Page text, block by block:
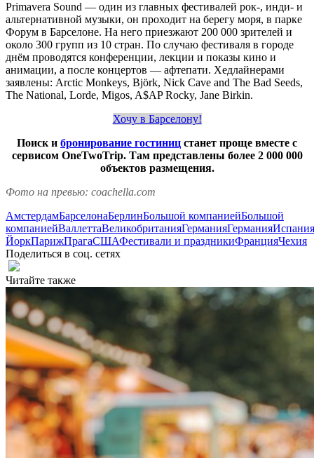
Primavera Sound — один из главных фестивалей рок-, инди- и
альтернативной музыки, он проходит на берегу моря, в парке
Форум в Барселоне. На него приезжают 200 000 зрителей и
около 300 групп из 10 стран. По случаю фестиваля в городе
днём проводятся конференции, лекции и показы кино и
анимации, а после концертов — афтепати. Хедлайнерами
заявлены: Arctic Monkeys, Björk, Nick Cave and The Bad Seeds,
The National, Lorde, Migos, A$AP Rocky, Jane Birkin.
Хочу в Барселону!
Поиск и бронирование гостиниц станет проще вместе с
сервисом OneTwoTrip. Там представлены более 2 000 000
объектов размещения.
Фото на превью: coachella.com
АмстердамБарселонаБерлинБольшой компаниейБольшой
компаниейВаллеттаВеликобританияГерманияГерманияИспания
ЙоркПарижПрагаСШАФестивали и праздникиФранцияЧехия
Поделиться в соц. сетях
Читайте также